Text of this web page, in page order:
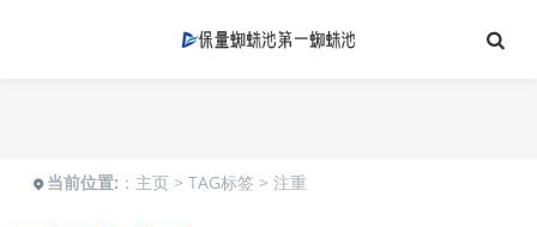
当前位置: ： 主页 > TAG标签 > 注重